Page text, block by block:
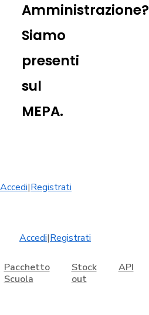
Amministrazione?
Siamo
presenti
sul
MEPA.
Accedi|Registrati
Accedi|Registrati
Pacchetto
Scuola
Stock
out
API